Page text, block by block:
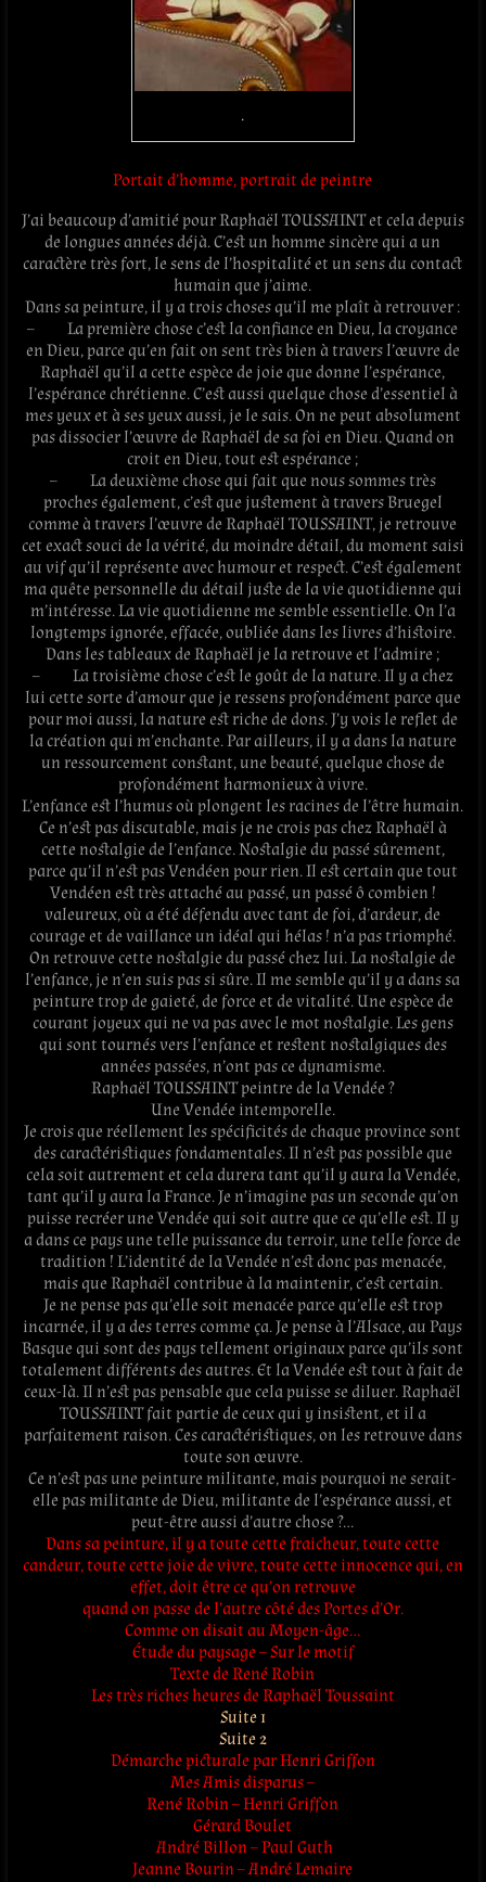
.
Portait d’homme, portrait de peintre
J’ai beaucoup d’amitié pour Raphaël TOUSSAINT et cela depuis
de longues années déjà. C’est un homme sincère qui a un
caractère très fort, le sens de l’hospitalité et un sens du contact
humain que j’aime.
Dans sa peinture, il y a trois choses qu’il me plaît à retrouver :
– La première chose c’est la confiance en Dieu, la croyance
en Dieu, parce qu’en fait on sent très bien à travers l’œuvre de
Raphaël qu’il a cette espèce de joie que donne l’espérance,
l’espérance chrétienne. C’est aussi quelque chose d’essentiel à
mes yeux et à ses yeux aussi, je le sais. On ne peut absolument
pas dissocier l’œuvre de Raphaël de sa foi en Dieu. Quand on
croit en Dieu, tout est espérance ;
– La deuxième chose qui fait que nous sommes très
proches également, c’est que justement à travers Bruegel
comme à travers l’œuvre de Raphaël TOUSSAINT, je retrouve
cet exact souci de la vérité, du moindre détail, du moment saisi
au vif qu’il représente avec humour et respect. C’est également
ma quête personnelle du détail juste de la vie quotidienne qui
m’intéresse. La vie quotidienne me semble essentielle. On l’a
longtemps ignorée, effacée, oubliée dans les livres d’histoire.
Dans les tableaux de Raphaël je la retrouve et l’admire ;
– La troisième chose c’est le goût de la nature. Il y a chez
lui cette sorte d’amour que je ressens profondément parce que
pour moi aussi, la nature est riche de dons. J’y vois le reflet de
la création qui m’enchante. Par ailleurs, il y a dans la nature
un ressourcement constant, une beauté, quelque chose de
profondément harmonieux à vivre.
L’enfance est l’humus où plongent les racines de l’être humain.
Ce n’est pas discutable, mais je ne crois pas chez Raphaël à
cette nostalgie de l’enfance. Nostalgie du passé sûrement,
parce qu’il n’est pas Vendéen pour rien. Il est certain que tout
Vendéen est très attaché au passé, un passé ô combien !
valeureux, où a été défendu avec tant de foi, d’ardeur, de
courage et de vaillance un idéal qui hélas ! n’a pas triomphé.
On retrouve cette nostalgie du passé chez lui. La nostalgie de
l’enfance, je n’en suis pas si sûre. Il me semble qu’il y a dans sa
peinture trop de gaieté, de force et de vitalité. Une espèce de
courant joyeux qui ne va pas avec le mot nostalgie. Les gens
qui sont tournés vers l’enfance et restent nostalgiques des
années passées, n’ont pas ce dynamisme.
Raphaël TOUSSAINT peintre de la Vendée ?
Une Vendée intemporelle.
Je crois que réellement les spécificités de chaque province sont
des caractéristiques fondamentales. Il n’est pas possible que
cela soit autrement et cela durera tant qu’il y aura la Vendée,
tant qu’il y aura la France. Je n’imagine pas un seconde qu’on
puisse recréer une Vendée qui soit autre que ce qu’elle est. Il y
a dans ce pays une telle puissance du terroir, une telle force de
tradition ! L’identité de la Vendée n’est donc pas menacée,
mais que Raphaël contribue à la maintenir, c’est certain.
Je ne pense pas qu’elle soit menacée parce qu’elle est trop
incarnée, il y a des terres comme ça. Je pense à l’Alsace, au Pays
Basque qui sont des pays tellement originaux parce qu’ils sont
totalement différents des autres. Et la Vendée est tout à fait de
ceux-là. Il n’est pas pensable que cela puisse se diluer. Raphaël
TOUSSAINT fait partie de ceux qui y insistent, et il a
parfaitement raison. Ces caractéristiques, on les retrouve dans
toute son œuvre.
Ce n’est pas une peinture militante, mais pourquoi ne serait-
elle pas militante de Dieu, militante de l’espérance aussi, et
peut-être aussi d’autre chose ?…
Dans sa peinture, il y a toute cette fraicheur, toute cette
candeur, toute cette joie de vivre, toute cette innocence qui, en
effet, doit être ce qu’on retrouve
quand on passe de l’autre côté des Portes d’Or.
Comme on disait au Moyen-âge…
Étude du paysage – Sur le motif
Texte de René Robin
Les très riches heures de Raphaël Toussaint
Suite 1
Suite 2
Démarche picturale par Henri Griffon
Mes Amis disparus –
René Robin – Henri Griffon
Gérard Boulet
André Billon – Paul Guth
Jeanne Bourin – André Lemaire